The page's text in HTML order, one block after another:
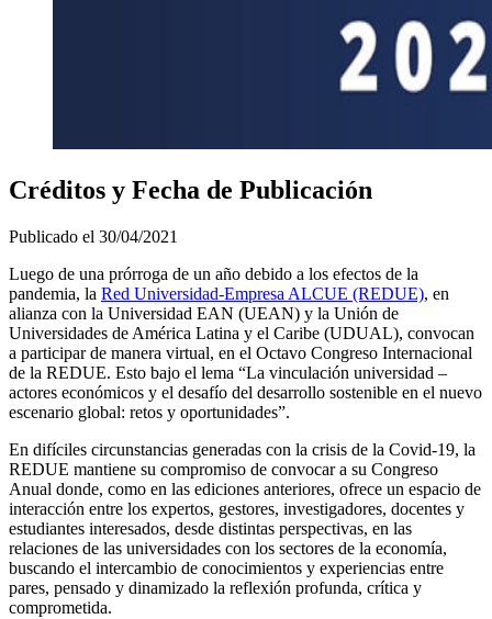
Créditos y Fecha de Publicación
Publicado el 30/04/2021
Luego de una prórroga de un año debido a los efectos de la
pandemia, la Red Universidad-Empresa ALCUE (REDUE), en
alianza con la Universidad EAN (UEAN) y la Unión de
Universidades de América Latina y el Caribe (UDUAL), convocan
a participar de manera virtual, en el Octavo Congreso Internacional
de la REDUE. Esto bajo el lema “La vinculación universidad –
actores económicos y el desafío del desarrollo sostenible en el nuevo
escenario global: retos y oportunidades”.
En difíciles circunstancias generadas con la crisis de la Covid-19, la
REDUE mantiene su compromiso de convocar a su Congreso
Anual donde, como en las ediciones anteriores, ofrece un espacio de
interacción entre los expertos, gestores, investigadores, docentes y
estudiantes interesados, desde distintas perspectivas, en las
relaciones de las universidades con los sectores de la economía,
buscando el intercambio de conocimientos y experiencias entre
pares, pensado y dinamizado la reflexión profunda, crítica y
comprometida.